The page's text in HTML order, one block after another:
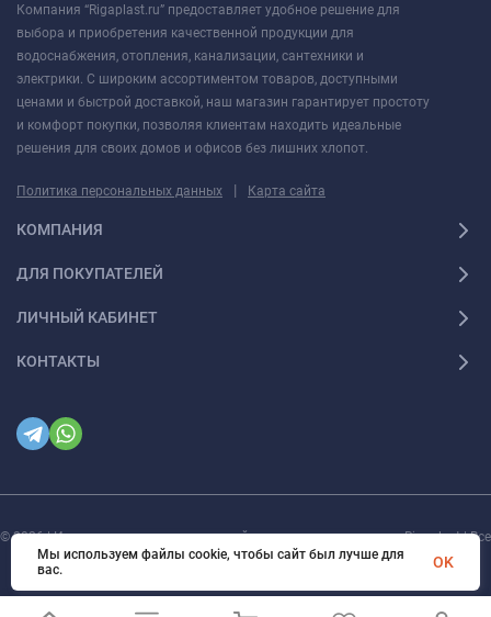
Компания “Rigaplast.ru” предоставляет удобное решение для
выбора и приобретения качественной продукции для
водоснабжения, отопления, канализации, сантехники и
электрики. С широким ассортиментом товаров, доступными
ценами и быстрой доставкой, наш магазин гарантирует простоту
и комфорт покупки, позволяя клиентам находить идеальные
решения для своих домов и офисов без лишних хлопот.
Политика персональных данных | Карта сайта
КОМПАНИЯ
ДЛЯ ПОКУПАТЕЛЕЙ
ЛИЧНЫЙ КАБИНЕТ
КОНТАКТЫ
© 2026 | Интернет магазин инженерной сантехники и электрики Rigaplast | Все
права защищены
Мы используем файлы cookie, чтобы сайт был лучше для
вас.
OK